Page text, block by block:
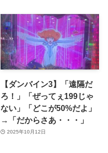
【ダンバイン3】「遠隔だ
ろ！」「ぜってぇ199じゃ
ない」「どこが50%だよ」
→「だからさあ・・・」
2025年10月12日